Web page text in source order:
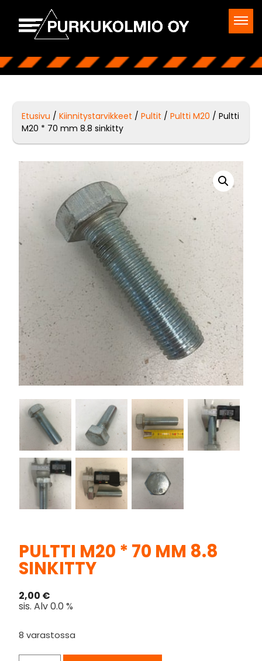
Etusivu /Kiinnitystarvikkeet /Pultit /Pultti M20 / Pultti
M20 * 70 mm 8.8 sinkitty
PULTTI M20 * 70 MM 8.8
SINKITTY
2,00 €
sis. Alv 0.0 %
8 varastossa